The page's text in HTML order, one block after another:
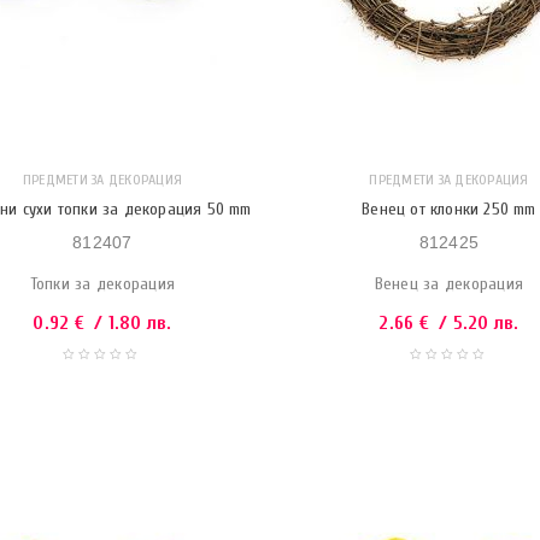
ПРЕДМЕТИ ЗА ДЕКОРАЦИЯ
сухи топки за декорация 50 mm
812407
Топки за декорация
0.92 € / 1.80 лв.
ПРЕДМЕТИ ЗА ДЕКОРАЦИЯ
Венец от клонки 250 mm
812425
Венец за декорация
2.66 € / 5.20 лв.